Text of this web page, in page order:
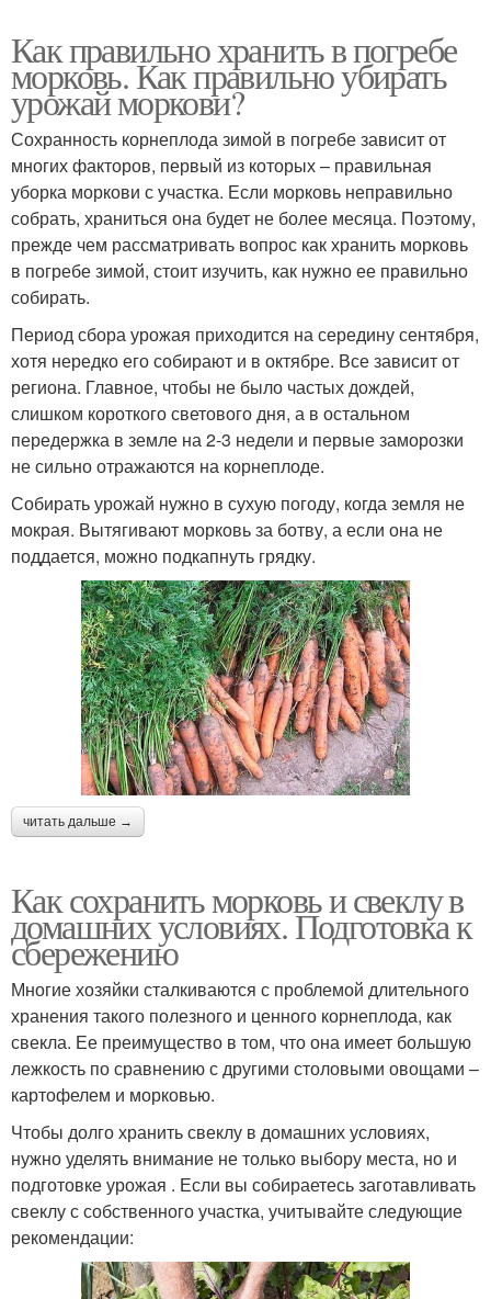
Как правильно хранить в погребе
морковь. Как правильно убирать
урожай моркови?
Сохранность корнеплода зимой в погребе зависит от
многих факторов, первый из которых – правильная
уборка моркови с участка. Если морковь неправильно
собрать, храниться она будет не более месяца. Поэтому,
прежде чем рассматривать вопрос как хранить морковь
в погребе зимой, стоит изучить, как нужно ее правильно
собирать.
Период сбора урожая приходится на середину сентября,
хотя нередко его собирают и в октябре. Все зависит от
региона. Главное, чтобы не было частых дождей,
слишком короткого светового дня, а в остальном
передержка в земле на 2-3 недели и первые заморозки
не сильно отражаются на корнеплоде.
Собирать урожай нужно в сухую погоду, когда земля не
мокрая. Вытягивают морковь за ботву, а если она не
поддается, можно подкапнуть грядку.
читать дальше →
Как сохранить морковь и свеклу в
домашних условиях. Подготовка к
сбережению
Многие хозяйки сталкиваются с проблемой длительного
хранения такого полезного и ценного корнеплода, как
свекла. Ее преимущество в том, что она имеет большую
лежкость по сравнению с другими столовыми овощами –
картофелем и морковью.
Чтобы долго хранить свеклу в домашних условиях,
нужно уделять внимание не только выбору места, но и
подготовке урожая . Если вы собираетесь заготавливать
свеклу с собственного участка, учитывайте следующие
рекомендации: